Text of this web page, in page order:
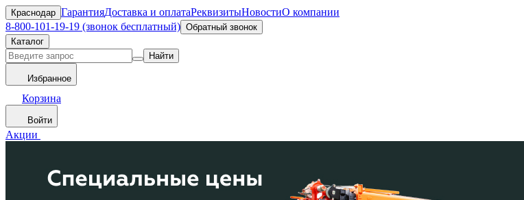
Краснодар ГарантияДоставка и оплатаРеквизитыНовостиО компании
8-800-101-19-19 (звонок бесплатный) Обратный звонок
Каталог
Найти
Избранное
Корзина
Войти
Акции